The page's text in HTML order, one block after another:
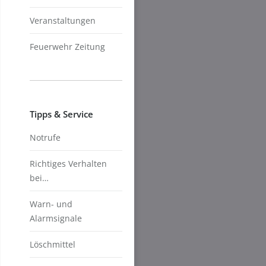
Veranstaltungen
Feuerwehr Zeitung
Tipps & Service
Notrufe
Richtiges Verhalten
bei…
Warn- und
Alarmsignale
Löschmittel